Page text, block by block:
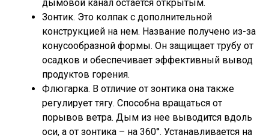
дымовой канал остается открытым.
Зонтик. Это колпак с дополнительной
конструкцией на нем. Название получено из-за
конусообразной формы. Он защищает трубу от
осадков и обеспечивает эффективный вывод
продуктов горения.
Флюгарка. В отличие от зонтика она также
регулирует тягу. Способна вращаться от
порывов ветра. Дым из нее выводится вдоль
оси, а от зонтика – на 360°. Устанавливается на